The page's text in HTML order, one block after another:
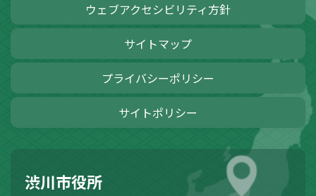
ウェブアクセシビリティ方針
サイトマップ
プライバシーポリシー
サイトポリシー
渋川市役所